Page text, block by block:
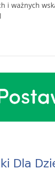
i ważnych